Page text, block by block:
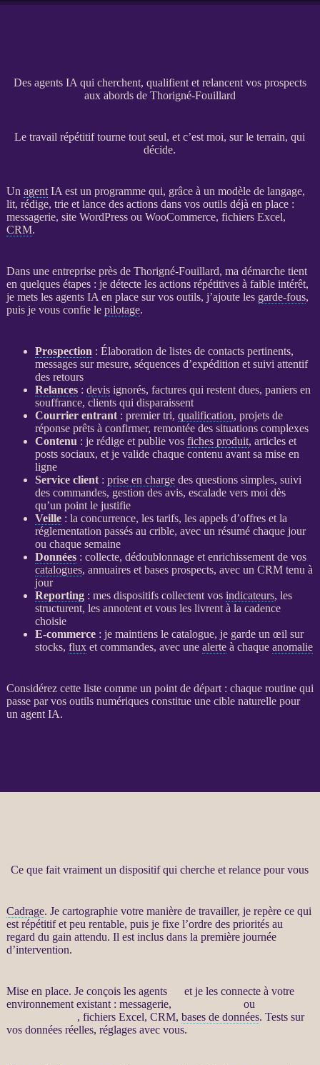
Des agents IA qui cherchent, qualifient et relancent vos prospects
aux abords de Thorigné-Fouillard
Le travail répétitif tourne tout seul, et c’est moi, sur le terrain, qui
décide.
Un agent IA est un programme qui, grâce à un modèle de langage,
lit, rédige, trie et lance des actions dans vos outils déjà en place :
messagerie, site WordPressou WooCommerce, fichiers Excel,
CRM.
Dans une entreprise près de Thorigné-Fouillard, ma démarche tient
en quelques étapes : je détecte les actions répétitives à faible intérêt,
je mets les agents IA en place sur vos outils, j’ajoute les garde-fous,
puis je vous confie le pilotage.
Prospection : Élaboration de listes de contacts pertinents,
messages sur mesure, séquences d’expédition et suivi attentif
des retours
Relances: devisignorés, factures qui restent dues, paniers en
souffrance, clients qui disparaissent
Courrier entrant: premier tri, qualification, projets de
réponse prêts à confirmer, remontée des situations complexes
Contenu : je rédige et publie vos fiches produit, articles et
posts sociaux, et je valide chaque contenu avant sa mise en
ligne
Service client: prise en chargedes questions simples, suivi
des commandes, gestion des avis, escalade vers moi dès
qu’un point le justifie
Veille: la concurrence, les tarifs, les appels d’offres et la
réglementation passés au crible, avec un résumé chaque jour
ou chaque semaine
Données: collecte, dédoublonnage et enrichissement de vos
catalogues, annuaires et bases prospects, avec un CRMtenu à
jour
Reporting: mes dispositifs collectent vos indicateurs, les
structurent, les annotent et vous les livrent à la cadence
choisie
E-commerce: je maintiens le catalogue, je garde un œil sur
stocks, fluxet commandes, avec une alerteà chaque anomalie
Considérez cette liste comme un point de départ : chaque routine qui
passe par vos outils numériques constitue une cible naturelle pour
un agent IA.
Ce que fait vraiment un dispositif qui cherche et relance pour vous
Cadrage. Je cartographie votre manière de travailler, je repère ce qui
est répétitif et peu rentable, puis je fixe l’ordre des priorités au
regard du gain attendu. Il est inclus dans la première journée
d’intervention.
Mise en place. Je conçois les agents
et je les connecte à votre
environnement existant : messagerie,
ou
, fichiers Excel, CRM, bases de données. Tests sur
vos donnéesréelles, réglages avec vous.